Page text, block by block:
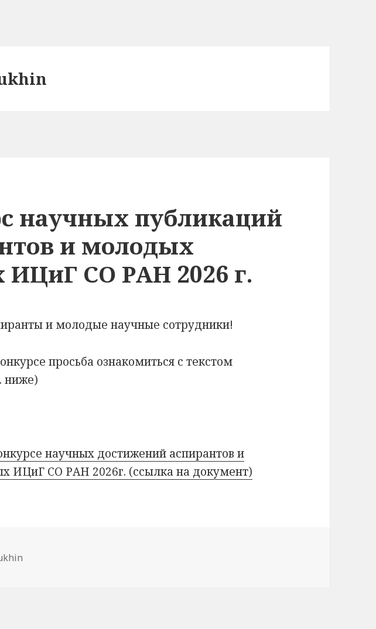
научных публикаций
и молодых
ИЦиГ СО РАН 2026 г.
и молодые научные сотрудники!
просьба ознакомиться с текстом
ниже)
научных достижений аспирантов и
ИЦиГ СО РАН 2026г. (ссылка на документ)